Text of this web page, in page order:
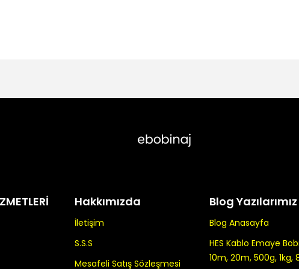
Hakkımızda
İletişim
S.S.S
Mesafeli Satış Sözleşmesi
Blog Yazılarımız
Blog Anasayfa
HES Kablo Emaye
10m, 20m, 500g, 1kg,